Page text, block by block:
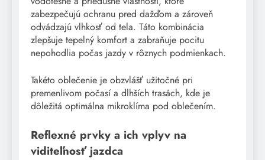
zabezpečujú ochranu pred dažďom a zároveň
odvádzajú vlhkosť od tela. Táto kombinácia
zlepšuje tepelný komfort a zabraňuje pocitu
nepohodlia počas jazdy v rôznych podmienkach.
Takéto oblečenie je obzvlášť užitočné pri
premenlivom počasí a dlhších trasách, kde je
dôležitá optimálna mikroklíma pod oblečením.
Reflexné prvky a ich vplyv na
viditeľnosť jazdca